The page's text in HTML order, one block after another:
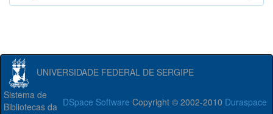
UNIVERSIDADE FEDERAL DE SERGIPE
DSpace Software Copyright © 2002-2010 Duraspace
Sistema de
Bibliotecas da